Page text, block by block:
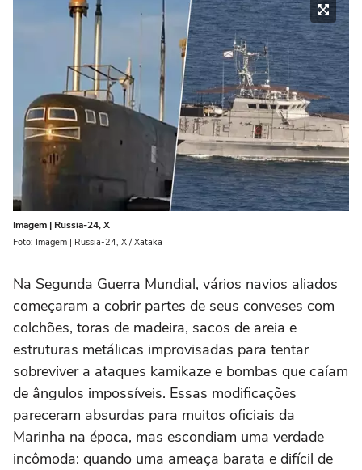
Imagem | Russia-24, X
Foto: Imagem | Russia-24, X / Xataka
Na Segunda Guerra Mundial, vários navios aliados
começaram a cobrir partes de seus conveses com
colchões, toras de madeira, sacos de areia e
estruturas metálicas improvisadas para tentar
sobreviver a ataques kamikaze e bombas que caíam
de ângulos impossíveis. Essas modificações
pareceram absurdas para muitos oficiais da
Marinha na época, mas escondiam uma verdade
incômoda: quando uma ameaça barata e difícil de